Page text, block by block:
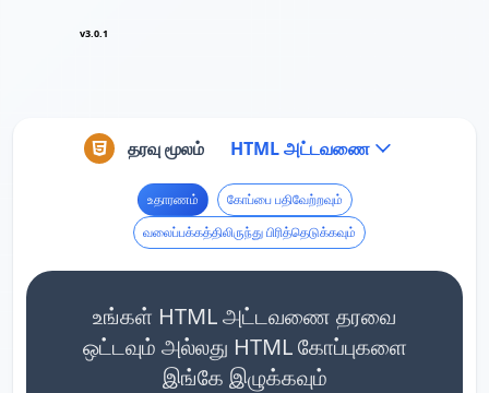
v3.0.1
தரவு மூலம் HTML அட்டவணை
உதாரணம்
கோப்பை பதிவேற்றவும்
வலைப்பக்கத்திலிருந்து பிரித்தெடுக்கவும்
உங்கள் HTML அட்டவணை தரவை
ஒட்டவும் அல்லது HTML கோப்புகளை
இங்கே இழுக்கவும்